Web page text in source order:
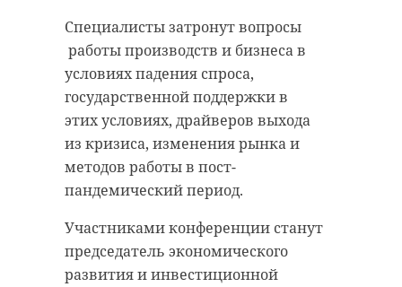
Специалисты затронут вопросы
работы производств и бизнеса в
условиях падения спроса,
государственной поддержки в
этих условиях, драйверов выхода
из кризиса, изменения рынка и
методов работы в пост-
пандемический период.
Участниками конференции станут
председатель экономического
развития и инвестиционной
гатчинский район
реставрация усадьба
история сосновый бор
Поделиться статьей: